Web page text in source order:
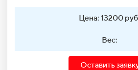
Цена: 13200
Вес:
Оставить